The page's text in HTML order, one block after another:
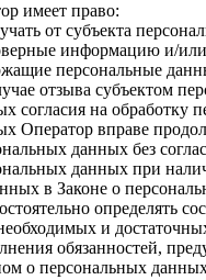
имеет право:
от субъекта
информацию и/
персональные
отзыва субъектом
согласия на обработку
Оператор вправе
данных без
данных при
в Законе о
определять
и
обязанностей,
о персональных